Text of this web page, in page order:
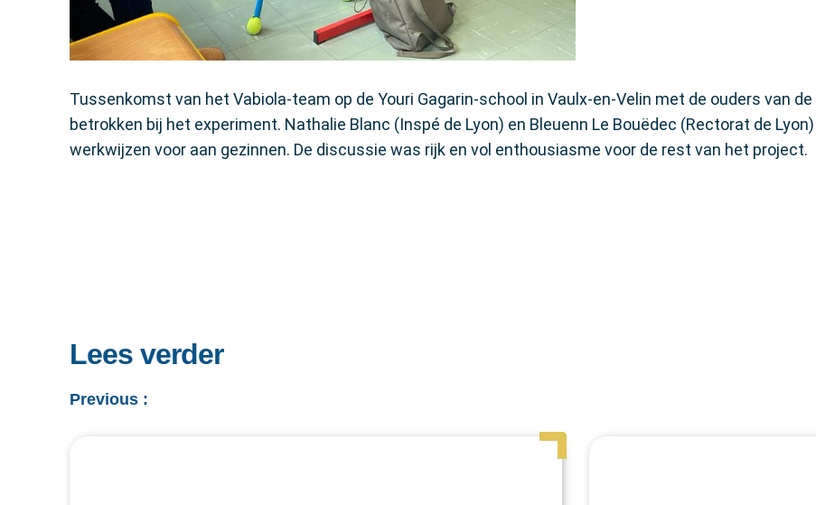
Tussenkomst van het Vabiola-team op de Youri Gagarin-school in Vaulx-en-Velin met de ouders van
betrokken bij het experiment. Nathalie Blanc (Inspé de Lyon) en Bleuenn Le Bouëdec (Rectorat de
werkwijzen voor aan gezinnen. De discussie was rijk en vol enthousiasme voor de rest van het project.
Lees verder
Previous :